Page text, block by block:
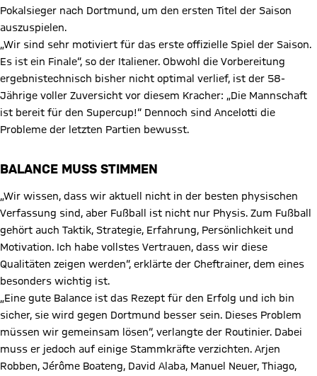
Pokalsieger nach Dortmund, um den ersten Titel der Saison
auszuspielen.
„Wir sind sehr motiviert für das erste offizielle Spiel der Saison.
Es ist ein Finale“, so der Italiener. Obwohl die Vorbereitung
ergebnistechnisch bisher nicht optimal verlief, ist der 58-
Jährige voller Zuversicht vor diesem Kracher: „Die Mannschaft
ist bereit für den Supercup!“ Dennoch sind Ancelotti die
Probleme der letzten Partien bewusst.
BALANCE MUSS STIMMEN
„Wir wissen, dass wir aktuell nicht in der besten physischen
Verfassung sind, aber Fußball ist nicht nur Physis. Zum Fußball
gehört auch Taktik, Strategie, Erfahrung, Persönlichkeit und
Motivation. Ich habe vollstes Vertrauen, dass wir diese
Qualitäten zeigen werden“, erklärte der Cheftrainer, dem eines
besonders wichtig ist.
„Eine gute Balance ist das Rezept für den Erfolg und ich bin
sicher, sie wird gegen Dortmund besser sein. Dieses Problem
müssen wir gemeinsam lösen“, verlangte der Routinier. Dabei
muss er jedoch auf einige Stammkräfte verzichten. Arjen
Robben, Jérôme Boateng, David Alaba, Manuel Neuer, Thiago,